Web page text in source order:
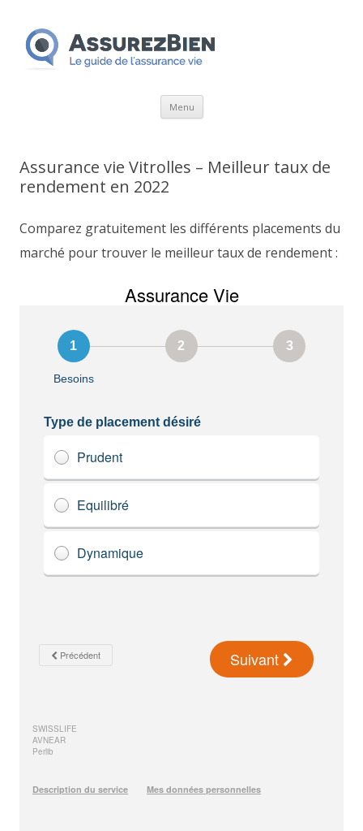
Menu Aller
Assurance vie Vitrolles – Meilleur taux de
rendement en 2022
Comparez gratuitement les différents placements du
marché pour trouver le meilleur taux de rendement :